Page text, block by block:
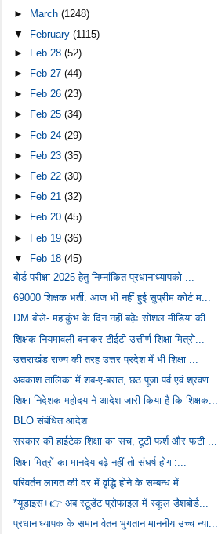
► March(1248)
▼ February(1115)
►
Feb 28(52)
►
Feb 27(44)
►
Feb 26(23)
►
Feb 25(34)
► Feb 24(29)
►
Feb 23(35)
►
Feb 22(30)
►
Feb 21(32)
►
Feb 20(45)
► Feb 19(36)
▼
Feb 18(45)
बोर्ड परीक्षा 2025 हेतु निम्नांकित प्रधानाध्यापको ...
69000 शिक्षक भर्ती: आज भी नहीं हुई सुप्रीम कोर्ट म...
DM बोले- महाकुंभ के दिन नहीं बढ़ेः सोशल मीडिया की ...
शिक्षक नियमावली बनाकर टीईटी उत्तीर्ण शिक्षा मित्रो...
उत्तराखंड राज्य की तरह उत्तर प्रदेश में भी शिक्षा ...
अवकाश तालिका में शब-ए-बरात, छठ पूजा पर्व एवं श्रवण...
शिक्षा निदेशक महोदय ने आदेश जारी किया है कि शिक्षक...
BLO संबंधित आदेश
सरकार की हाईटेक शिक्षा का सच, टूटी फर्श और फटी ...
शिक्षा मित्रों का मानदेय बढ़े नहीं तो संघर्ष होगा:...
परिवर्तन लागत की दर में वृद्धि होने के सम्बन्ध में
*यूडाइस+👉 अब स्टूडेंट प्रोफाइल में स्कूल डैशबोर्ड...
प्रधानाध्यापक के समान वेतन भुगतान माननीय उच्च न्या...